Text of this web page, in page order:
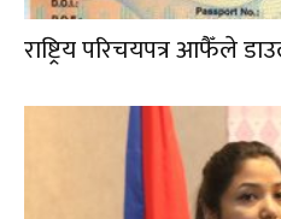
राष्ट्रिय परिचयपत्र आफैँले